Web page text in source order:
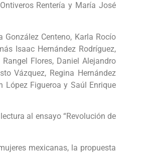
Rentería y María José
Centeno, Karla Rocío
Isaac Hernández Rodríguez,
Flores, Daniel Alejandro
Vázquez, Regina Hernández
López Figueroa y Saúl Enrique
al ensayo “Revolución de
mexicanas, la propuesta